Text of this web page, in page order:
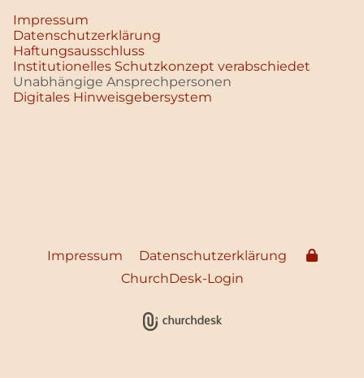
Impressum
Datenschutz­erklärung
Haftungsausschluss
Institutionelles Schutzkonzept verabschiedet
Unabhängige Ansprechpersonen
Digitales Hinweisgebersystem
Impressum
Datenschutzerklärung
ChurchDesk-Login